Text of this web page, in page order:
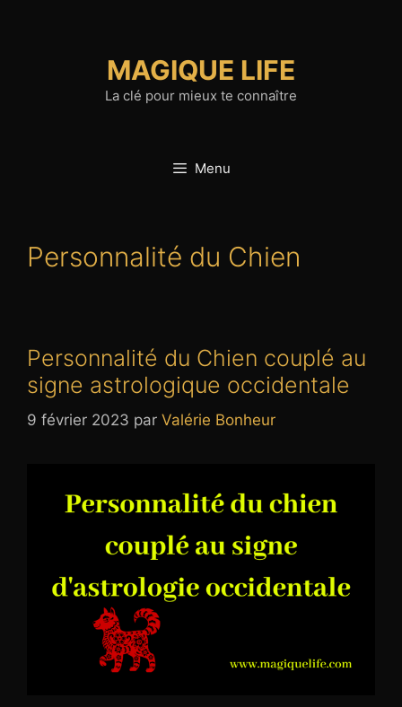
MAGIQUE LIFE
La clé pour mieux te connaître
Menu
Personnalité du Chien
Personnalité du Chien couplé au
signe astrologique occidentale
9 février 2023 par Valérie Bonheur